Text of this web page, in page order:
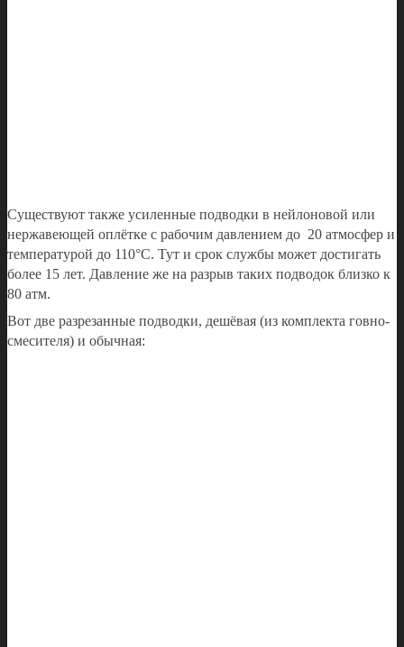
Существуют также усиленные подводки в нейлоновой или
нержавеющей оплётке с рабочим давлением до 20 атмосфер и
температурой до 110°С. Тут и срок службы может достигать
более 15 лет. Давление же на разрыв таких подводок близко к
80 атм.
Вот две разрезанные подводки, дешёвая (из комплекта говно-
смесителя) и обычная: